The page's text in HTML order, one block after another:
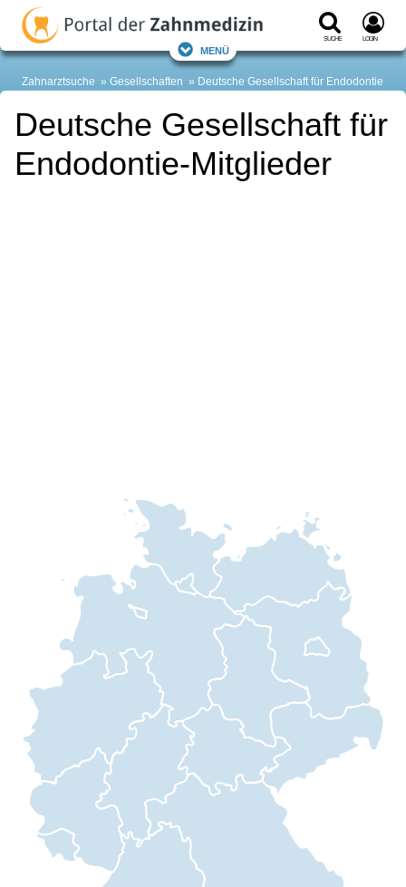
Suche Login
Menü
Zahnarztsuche Gesellschaften Deutsche Gesellschaft für Endodontie
Deutsche Gesellschaft für
Endodontie-Mitglieder